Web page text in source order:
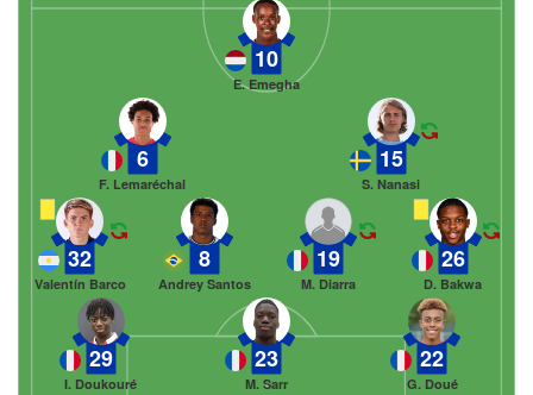
29
I. Doukouré
23
M. Sarr
22
G. Doué
32
Valentín Barco
8
Andrey Santos
19
M. Diarra
26
D. Bakwa
6
F. Lemaréchal
15
S. Nanasi
10
E. Emegha